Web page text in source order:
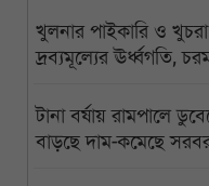
খুলনার পাইকারি ও
দ্রব্যমূল্যের ঊর্ধ্বগতি,
টানা বর্ষায় রামপালে
বাড়ছে দাম-কমেছে